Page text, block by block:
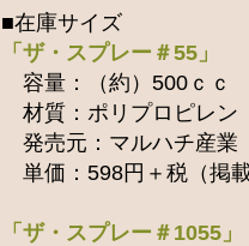
■在庫サイズ
「ザ・スプレー＃55」
容量：（約）500ｃｃ
材質：ポリプロピレン
発売元：マルハチ産業
単価：598円＋税（掲
「ザ・スプレー＃1055」